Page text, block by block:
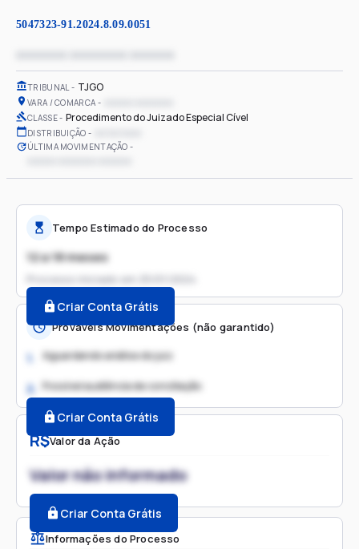
5047323-91.2024.8.09.0051
TRIBUNAL TJGO
VARA / COMARCA
CLASSE Procedimento do Juizado Especial Cível
DISTRIBUIÇÃO
ÚLTIMA MOVIMENTAÇÃO
R$Valor da Ação
Valor não informado
Criar Conta Grátis
Informações do Processo
Tempo Estimado do Processo
12 a 18 meses
Processo iniciado em
Criar Conta Grátis
Prováveis Movimentações (não garantido)
1. Aguardando análise do juiz
2. Possível audiência de conciliação
Criar Conta Grátis